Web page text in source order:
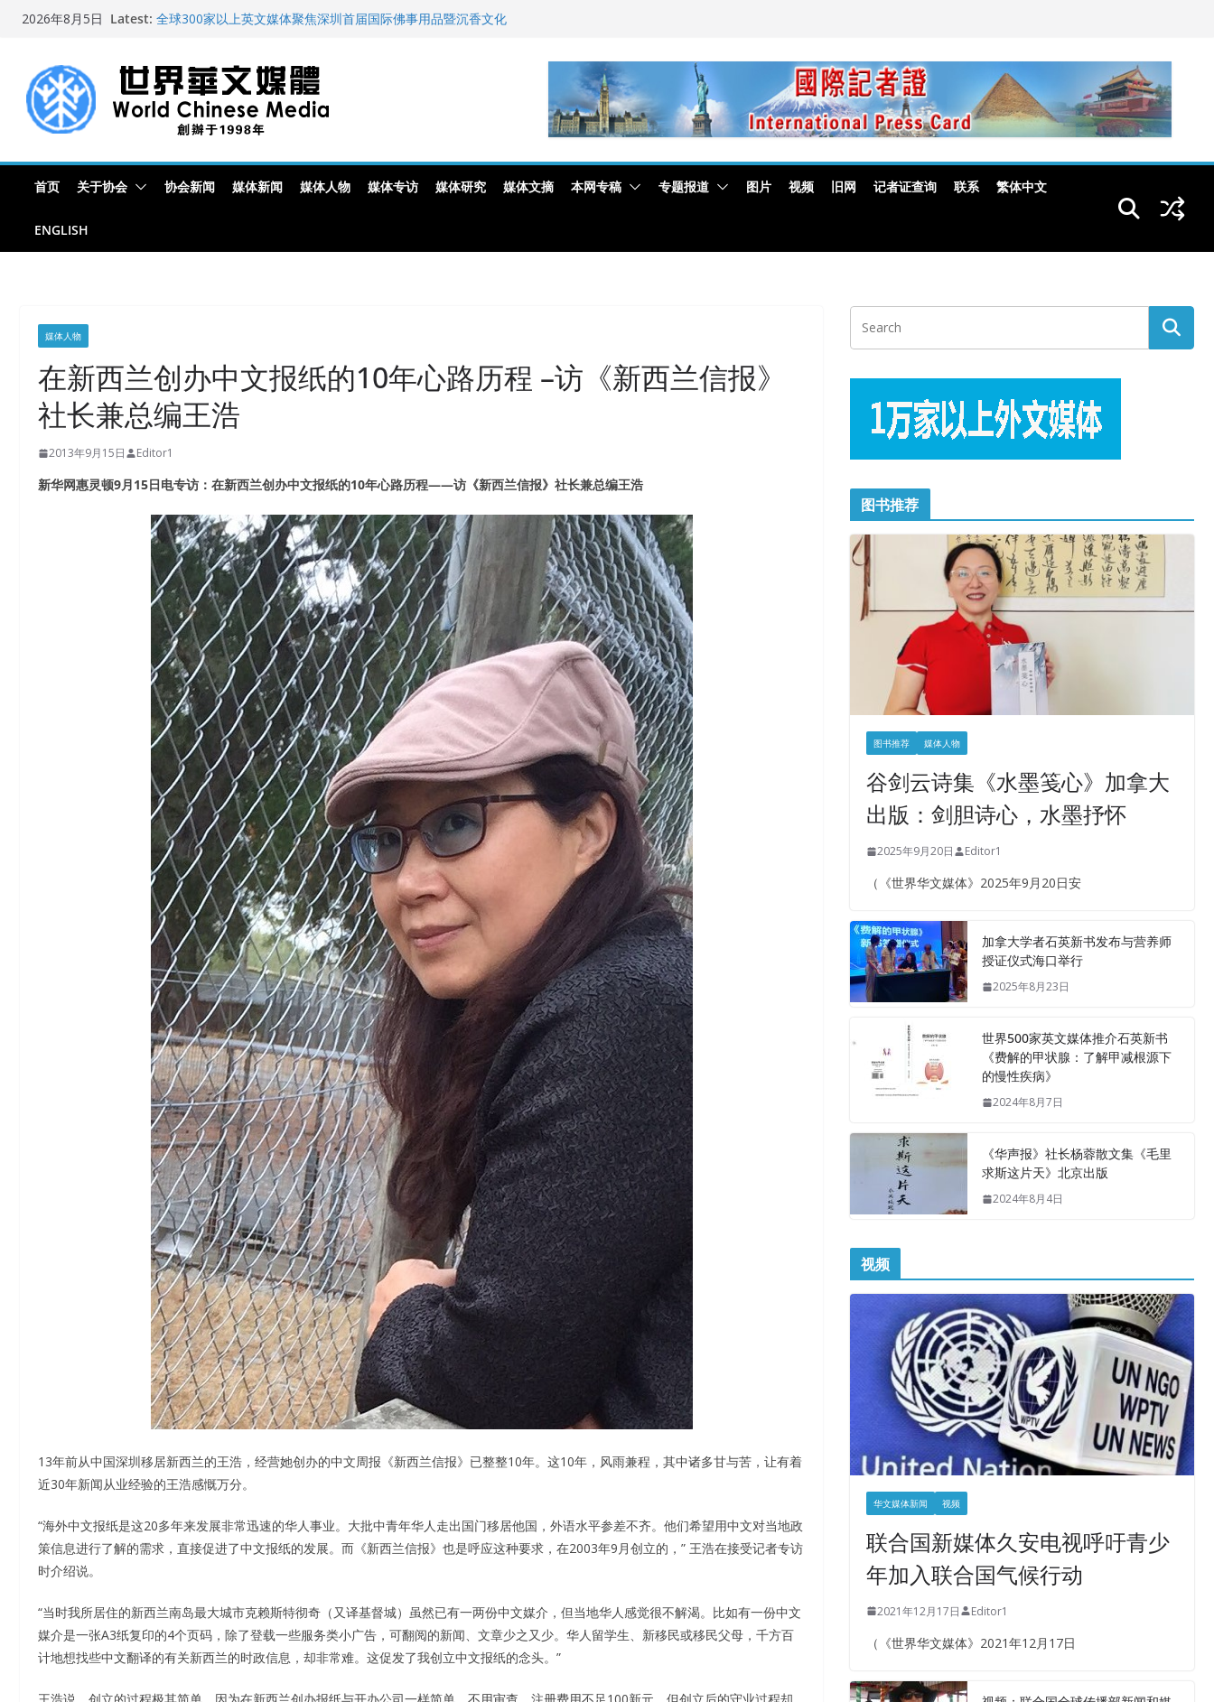
Skip
content
2026年8月5日 Latest:
纽约州拟率先立法规范AI“隐形爬虫” 引发新闻与科技界激烈讨论
全球300家以上英文媒体聚焦深圳首届国际佛事用品暨沉香文化
世界华文大众传播媒体协会公开声明
从一杯沉香叶茶到一缕海南天香：加拿大茶艺师邓岚月海南沉香
文化考察纪行
全球新闻业正面临“代际脱钩”
首页 关于协会 协会新闻 媒体新闻 媒体人物 媒体专访 媒体研究 媒体文摘 本网专稿 专题报道 图片 视频 旧网 记者证查询 联系 繁体中文
ENGLISH
媒体人物
在新西兰创办中文报纸的10年心路历程 –访《新西兰信报》
社长兼总编王浩
2013年9月15日 Editor1
新华网惠灵顿9月15日电专访：在新西兰创办中文报纸的10年心路历程——访《新西兰信报》社长兼总编王浩
13年前从中国深圳移居新西兰的王浩，经营她创办的中文周报《新西兰信报》已整整10年。这10年，风雨兼程，其中诸多甘与苦，让有着
近30年新闻从业经验的王浩感慨万分。
“海外中文报纸是这20多年来发展非常迅速的华人事业。大批中青年华人走出国门移居他国，外语水平参差不齐。他们希望用中文对当地政
策信息进行了解的需求，直接促进了中文报纸的发展。而《新西兰信报》也是呼应这种要求，在2003年9月创立的，” 王浩在接受记者专访
时介绍说。
“当时我所居住的新西兰南岛最大城市克赖斯特彻奇（又译基督城）虽然已有一两份中文媒介，但当地华人感觉很不解渴。比如有一份中文
媒介是一张A3纸复印的4个页码，除了登载一些服务类小广告，可翻阅的新闻、文章少之又少。华人留学生、新移民或移民父母，千方百
计地想找些中文翻译的有关新西兰的时政信息，却非常难。这促发了我创立中文报纸的念头。”
图书推荐
图书推荐 媒体人物
谷剑云诗集《水墨笺心》加拿大
出版：剑胆诗心，水墨抒怀
2025年9月20日 Editor1
（《世界华文媒体》2025年9月20日安
加拿大学者石英新书发布与营养师
授证仪式海口举行
2025年8月23日
世界500家英文媒体推介石英新书
《费解的甲状腺：了解甲减根源下
的慢性疾病》
2024年8月7日
《华声报》社长杨蓉散文集《毛里
求斯这片天》北京出版
2024年8月4日
视频
华文媒体新闻 视频
联合国新媒体久安电视呼吁青少
年加入联合国气候行动
2021年12月17日 Editor1
（《世界华文媒体》2021年12月17日